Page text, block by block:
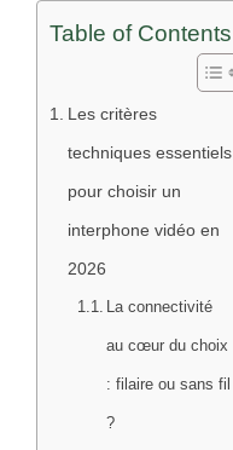
Table of Contents
Les critères
techniques essentiels
pour choisir un
interphone vidéo en
2026
La connectivité
au cœur du choix
: filaire ou sans fil
?